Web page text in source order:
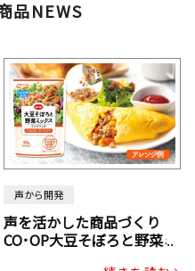
品NEWS
声から開発
声を活かした商品づくり
CO･OP大豆そぼろと野菜ミ